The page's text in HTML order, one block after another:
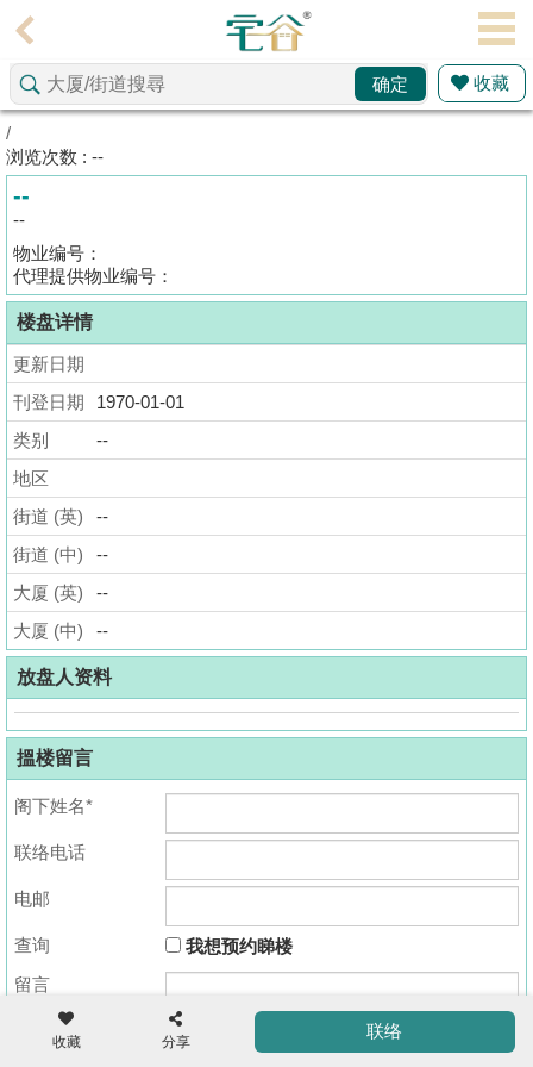
理
主
搵
成
交
业
主
放
盘
宅
谷
按
揭
地
产
博
客
地
产
闻
数
据
布
收
藏
盘
ENG
确定 收藏
/
浏览次数 : --
收藏 分享
联络
--
--
物业编号：
代理提供物业编号：
楼盘详情
更新日期
刊登日期
1970-01-01
类别
--
地区
街道 (英)
--
街道 (中)
--
大厦 (英)
--
大厦 (中)
--
放盘人资料
搵楼留言
阁下姓名*
联络电话
电邮
查询
我想预约睇楼
留言